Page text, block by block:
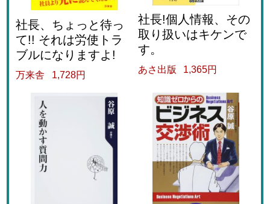
社長、ちょっと待っ
て!! それは労使トラ
ブルになりますよ!
万来舎 1,728円
社長!個人情報、その
取り扱いはキケンで
す。
あさ出版 1,365円